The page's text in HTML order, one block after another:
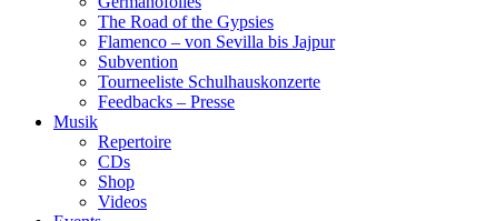
The Road of the Gypsies
Flamenco – von Sevilla bis Jajpur
Subvention
Tourneeliste Schulhauskonzerte
Feedbacks – Presse
Musik
Repertoire
CDs
Shop
Videos